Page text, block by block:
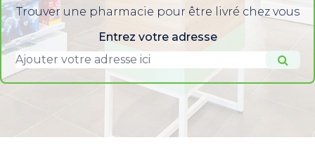
Trouver une pharmacie pour être livré chez vous
Entrez votre adresse